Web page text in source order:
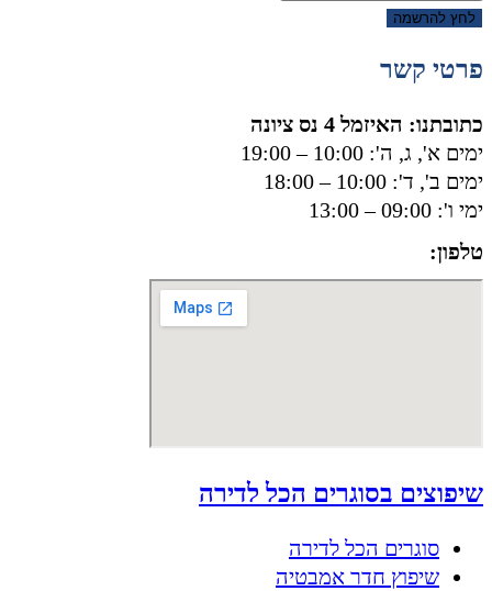
לחץ להרשמה
פרטי קשר
כתובתנו: האיזמל 4 נס ציונה
ימים א', ג, ה': 10:00 – 19:00
ימים ב', ד': 10:00 – 18:00
ימי ו': 09:00 – 13:00
טלפון:
שיפוצים בסוגרים הכל לדירה
סוגרים הכל לדירה
שיפוץ חדר אמבטיה